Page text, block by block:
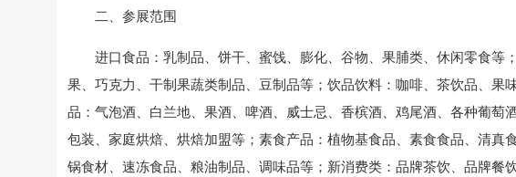
二、参展范围
进口食品：乳制品、饼干、蜜饯、膨化、谷物、果脯类、休闲零食等
果、巧克力、干制果蔬类制品、豆制品等；饮品饮料：咖啡、茶饮品、果
品：气泡酒、白兰地、果酒、啤酒、威士忌、香槟酒、鸡尾酒、各种葡萄
包装、家庭烘焙、烘焙加盟等；素食产品：植物基食品、素食食品、清真
锅食材、速冻食品、粮油制品、调味品等；新消费类：品牌茶饮、品牌餐